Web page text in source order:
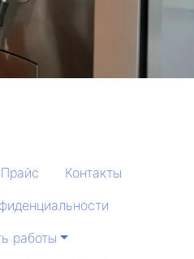
Прайс
Контакты
работы